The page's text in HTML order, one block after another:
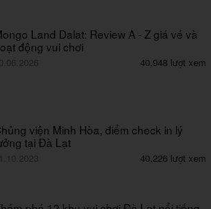
Land Dalat: Review A - Z giá vé và
động vui chơi
10.06.2026 40,948 lượt xem
viện Minh Hòa, điểm check in lý
tại Đà Lạt
11.10.2023 40,226 lượt xem